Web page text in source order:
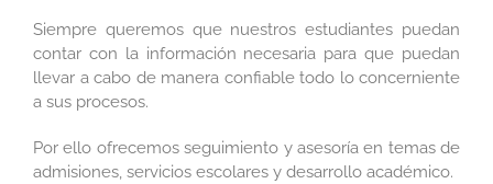
Siempre queremos que nuestros estudiantes puedan
contar con la información necesaria para que puedan
llevar a cabo de manera confiable todo lo concerniente
a sus procesos.
Por ello ofrecemos seguimiento y asesoría en temas de
admisiones, servicios escolares y desarrollo académico.